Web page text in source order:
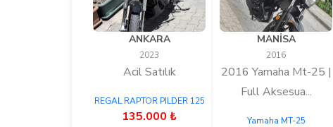
ANKARA
2023
Acil Satılık
REGAL RAPTOR PILDER 125
135.000 ₺
MANİSA
2016
2016 Yamaha Mt-25 |
Full Aksesua...
Yamaha MT-25